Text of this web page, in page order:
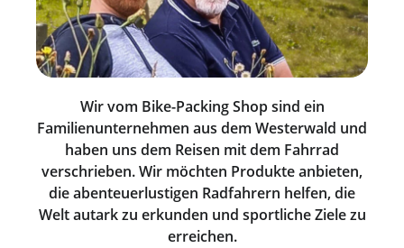
Wir vom Bike-Packing Shop sind ein
Familienunternehmen aus dem Westerwald und
haben uns dem Reisen mit dem Fahrrad
verschrieben. Wir möchten Produkte anbieten,
die abenteuerlustigen Radfahrern helfen, die
Welt autark zu erkunden und sportliche Ziele zu
erreichen.